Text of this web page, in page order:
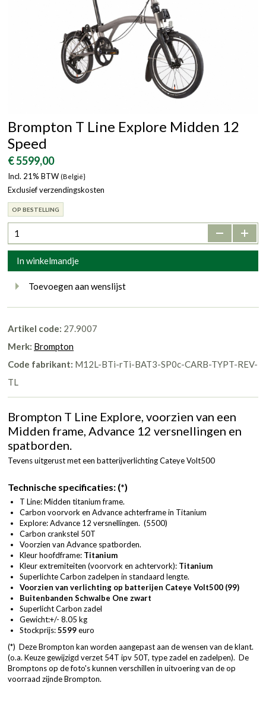
Brompton T Line Explore Midden 12
Speed
€ 5599,00
Incl. 21% BTW (België}
Exclusief verzendingskosten
OP BESTELLING
- +
In winkelmandje
Toevoegen aan wenslijst
Artikel code: 27.9007
Merk: Brompton
Code fabrikant: M12L-BTi-rTi-BAT3-SP0c-CARB-TYPT-REV-
TL
Brompton T Line Explore, voorzien van een
Midden frame, Advance 12 versnellingen en
spatborden.
Tevens uitgerust met een batterijverlichting Cateye Volt500
Technische specificaties: (*)
T Line: Midden titanium frame.
Carbon voorvork en Advance achterframe in Titanium
Explore: Advance 12 versnellingen. (5500)
Carbon crankstel 50T
Voorzien van Advance spatborden.
Kleur hoofdframe: Titanium
Kleur extremiteiten (voorvork en achtervork): Titanium
Superlichte Carbon zadelpen in standaard lengte.
Voorzien van verlichting op batterijen Cateye Volt500 (99)
Buitenbanden Schwalbe One zwart
Superlicht Carbon zadel
Gewicht:+/- 8.05 kg
Stockprijs:5599euro
(*) Deze Brompton kan worden aangepast aan de wensen van de klant.
(o.a. Keuze gewijzigd verzet 54T ipv 50T, type zadel en zadelpen). De
Bromptons op de foto's kunnen verschillen in uitvoering van de op
voorraad zijnde Brompton.